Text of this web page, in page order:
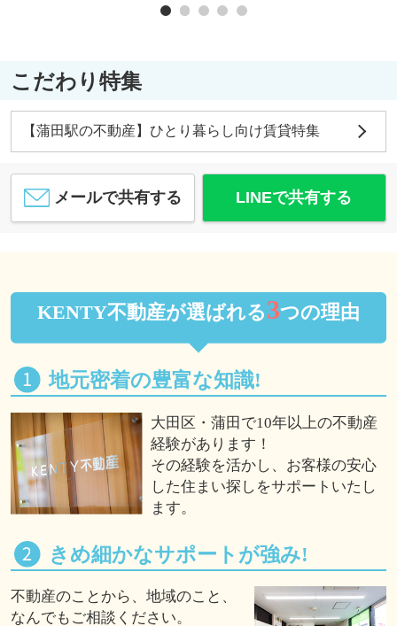
こだわり特集
【蒲田駅の不動産】ひとり暮らし向け賃貸特集
メールで共有する LINEで共有する
KENTY不動産が選ばれる3つの理由
地元密着の豊富な知識!
大田区・蒲田で10年以上の不動産
経験があります！
その経験を活かし、お客様の安心
した住まい探しをサポートいたし
ます。
きめ細かなサポートが強み!
不動産のことから、地域のこと、
なんでもご相談ください。